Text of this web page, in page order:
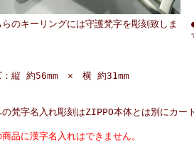
のキーリングには守護梵字を彫刻致しま
：縦 約56mm × 横 約31mm
の梵字名入れ彫刻はZIPPO本体とは別にカー
品に漢字名入れはできません。